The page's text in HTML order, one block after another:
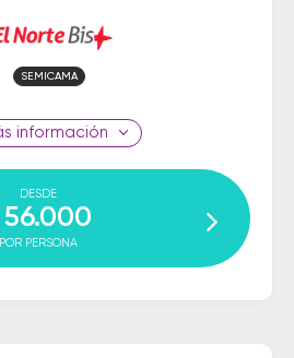
SEMICAMA
información
DESDE
56.000
POR PERSONA